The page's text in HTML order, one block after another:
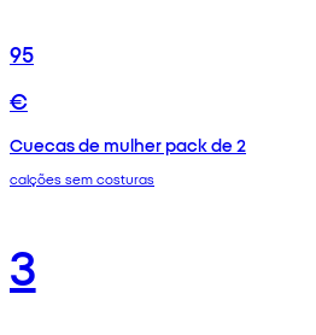
95
€
Cuecas de mulher pack de 2
calções sem costuras
3